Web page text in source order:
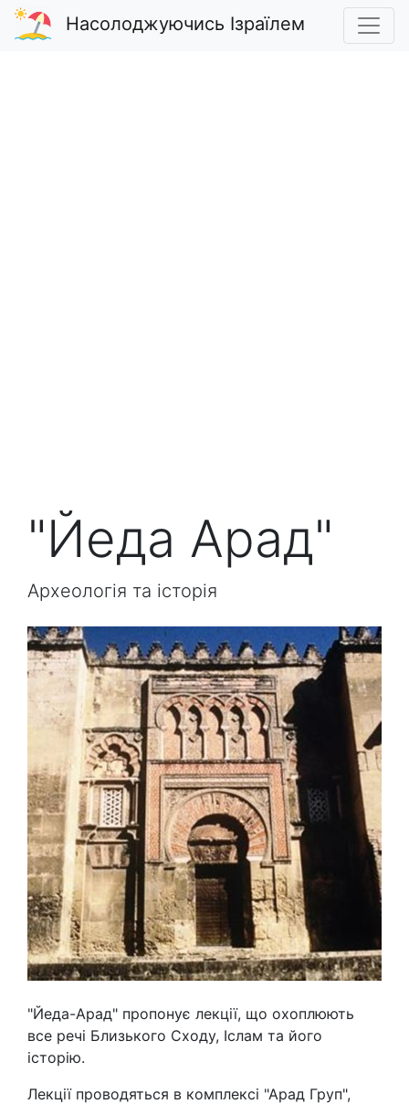
Насолоджуючись Ізраїлем
"Йеда Арад"
Археологія та історія
"Йеда-Арад" пропонує лекції, що охоплюють
все речі Близького Сходу, Іслам та його
історію.
Лекції проводяться в комплексі "Арад Груп",